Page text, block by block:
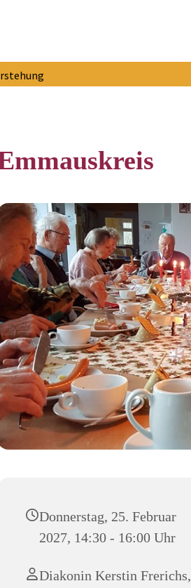
Donnerstag, 25. Februar
2027, 14:30 - 16:00 Uhr
Diakonin Kerstin Frerichs,